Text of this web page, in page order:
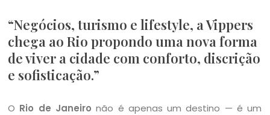
“Negócios, turismo e lifestyle, a Vippers
chega ao Rio propondo uma nova forma
de viver a cidade com conforto, discrição
e sofisticação.”
O Rio de Janeiro não é apenas um destino — é um